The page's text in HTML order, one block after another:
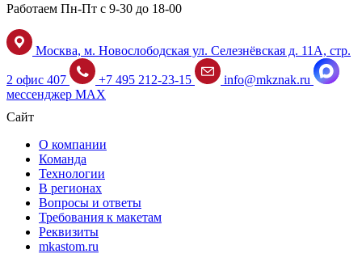
Работаем Пн-Пт с 9-30 до 18-00
Москва, м. Новослободская ул. Селезнёвская д. 11А, стр.
2 офис 407 +7 495 212-23-15
info@mkznak.ru
мессенджер MAX
Сайт
О компании
Команда
Технологии
В регионах
Вопросы и ответы
Требования к макетам
Реквизиты
mkastom.ru